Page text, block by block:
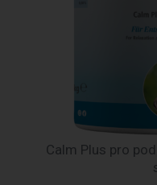
Calm Plus pro